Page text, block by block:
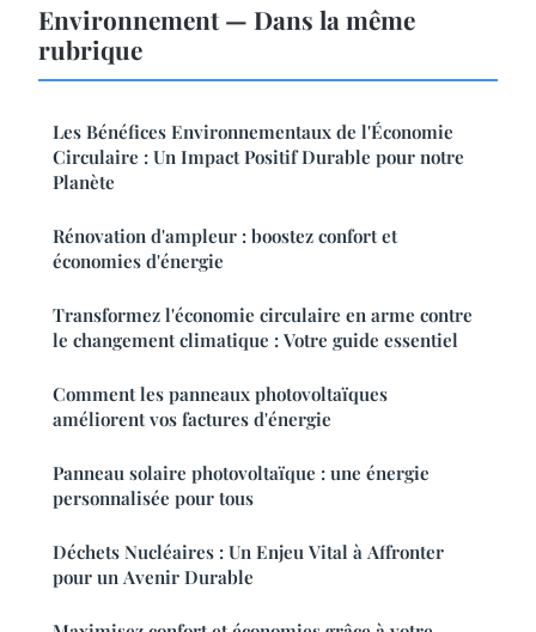
Environnement — Dans la même
rubrique
Les Bénéfices Environnementaux de l'Économie
Circulaire : Un Impact Positif Durable pour notre
Planète
Rénovation d'ampleur : boostez confort et
économies d'énergie
Transformez l'économie circulaire en arme contre
le changement climatique : Votre guide essentiel
Comment les panneaux photovoltaïques
améliorent vos factures d'énergie
Panneau solaire photovoltaïque : une énergie
personnalisée pour tous
Déchets Nucléaires : Un Enjeu Vital à Affronter
pour un Avenir Durable